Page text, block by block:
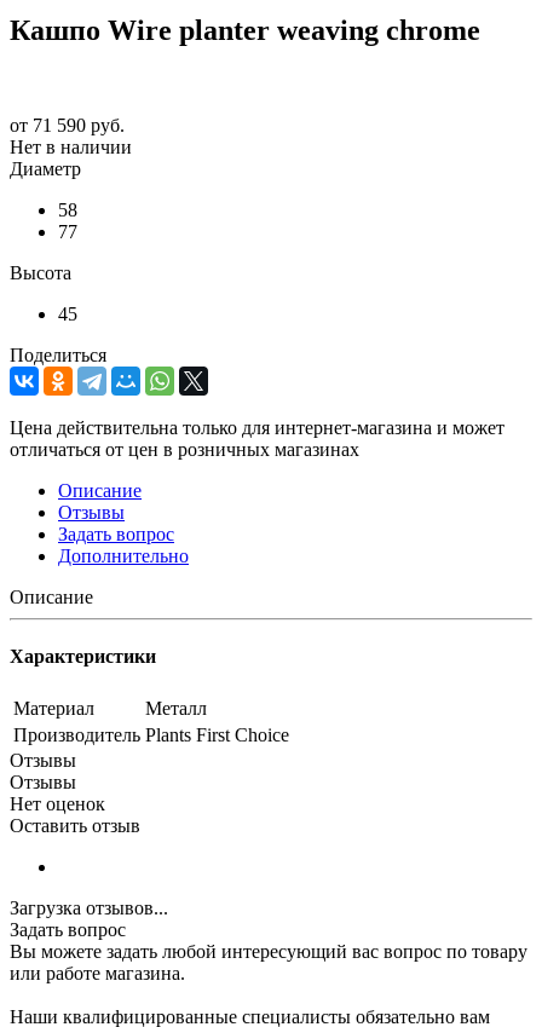
Кашпо Wire planter weaving chrome
от 71 590 руб.
Нет в наличии
Диаметр
58
77
Высота
45
Поделиться
Цена действительна только для интернет-магазина и может
отличаться от цен в розничных магазинах
Описание
Отзывы
Задать вопрос
Дополнительно
Описание
Характеристики
Материал
Металл
Производитель Plants First Choice
Отзывы
Отзывы
Нет оценок
Оставить отзыв
Загрузка отзывов...
Задать вопрос
Вы можете задать любой интересующий вас вопрос по товару
или работе магазина.
Наши квалифицированные специалисты обязательно вам